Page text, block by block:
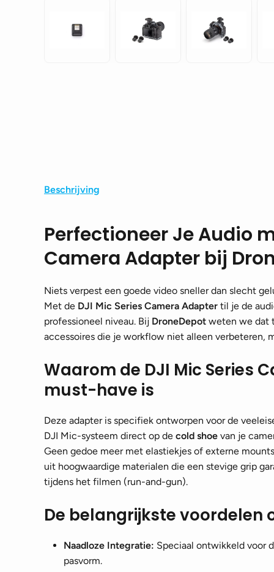
Beschrijving
Perfectioneer Je Audio
Camera Adapter bij
Niets verpest een goede video sneller dan slecht
Met de DJI Mic Series Camera Adapter til je de
professioneel niveau. Bij DroneDepot weten we dat
accessoires die je workflow niet alleen verbeteren,
Waarom de DJI Mic Series
must-have is
Deze adapter is specifiek ontworpen voor de
DJI Mic-systeem direct op de cold shoe van je
Geen gedoe meer met elastiekjes of externe
uit hoogwaardige materialen die een stevige grip
tijdens het filmen (run-and-gun).
De belangrijkste voordelen
Naadloze Integratie: Speciaal ontwikkeld voor
pasvorm.